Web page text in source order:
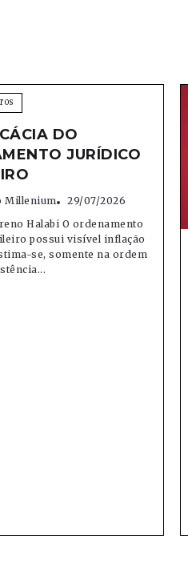
DO
JURÍDICO
Millenium
29/07/2026
Halabi O ordenamento
possui visível inflação
se, somente na ordem